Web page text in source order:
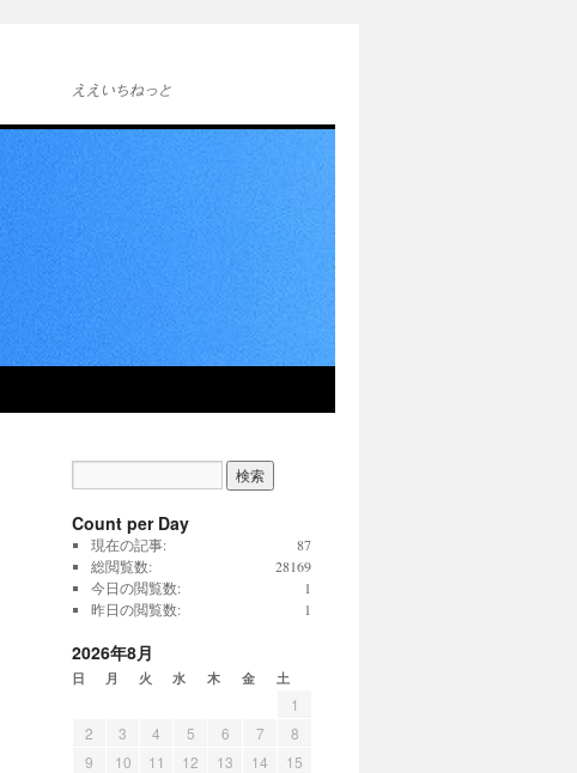
ええいちねっと
Count per Day
87
現在の記事:
28169
総閲覧数:
1
今日の閲覧数:
1
昨日の閲覧数:
2026年8月
日 月 火 水 木 金 土
1
2
3 4 5 6 7
8
9
10 11 12 13 14
15